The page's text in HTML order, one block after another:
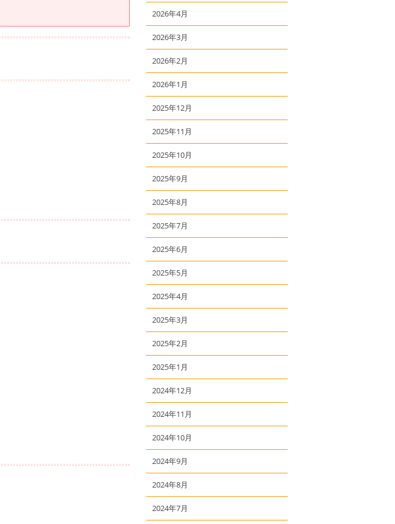
2026年4月
2026年3月
2026年2月
2026年1月
2025年12月
2025年11月
2025年10月
2025年9月
2025年8月
2025年7月
2025年6月
2025年5月
2025年4月
2025年3月
2025年2月
2025年1月
2024年12月
2024年11月
2024年10月
2024年9月
2024年8月
2024年7月